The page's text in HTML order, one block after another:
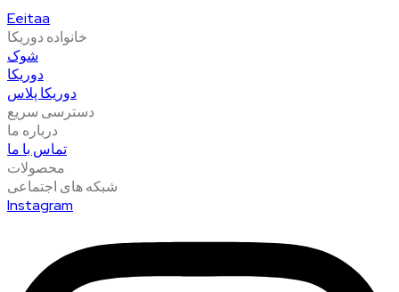
Eeitaa
خانواده دوریکا
شوک
دوریکا
دوریکا پلاس
دسترسی سریع
درباره ما
تماس با ما
محصولات
شبکه های اجتماعی
Instagram